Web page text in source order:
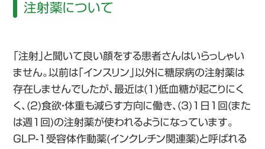
注射薬について
「注射」と聞いて良い顔をする患者さんはいらっしゃい
ません。以前は「インスリン」以外に糖尿病の注射薬は
存在しませんでしたが、最近は(1)低血糖が起こりにく
く、(2)食欲・体重も減らす方向に働き、(3)1日1回(また
は週1回)の注射薬が使われるようになっています。
GLP-1受容体作動薬(インクレチン関連薬)と呼ばれる